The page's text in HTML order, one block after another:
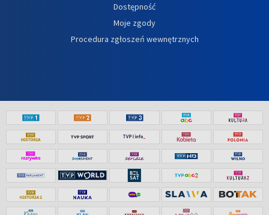
Dostępność
Moje zgody
Procedura zgłoszeń wewnętrznych